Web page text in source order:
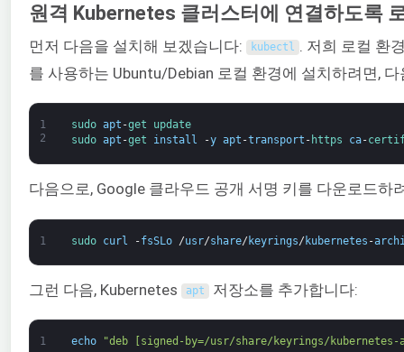
원격 Kubernetes 클러스터에 연결하도록
먼저 다음을 설치해 보겠습니다: kubectl . 저희 로컬 환
를 사용하는 Ubuntu/Debian 로컬 환경에 설치하려면,
1
2
sudo apt -get
update
sudo apt -get install -y apt -transport - https ca-
다음으로, Google 클라우드 공개 서명 키를 다운로드하
1 sudo curl -fsSLo /usr/share/ keyrings/ kubernetes -
그런 다음, Kubernetes apt 저장소를 추가합니다:
1 echo "deb [signed-by=/usr/share/keyrings/